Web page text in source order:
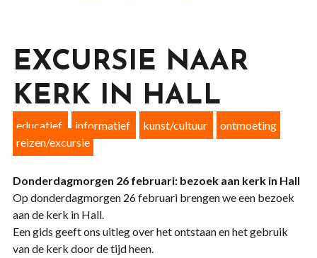
EXCURSIE NAAR
KERK IN HALL
educatief informatief kunst/cultuur
ontmoeting
reizen/excursie
Donderdagmorgen 26 februari: bezoek aan kerk in Hall
Op donderdagmorgen 26 februari brengen we een bezoek
aan de kerk in Hall.
Een gids geeft ons uitleg over het ontstaan en het gebruik
van de kerk door de tijd heen.